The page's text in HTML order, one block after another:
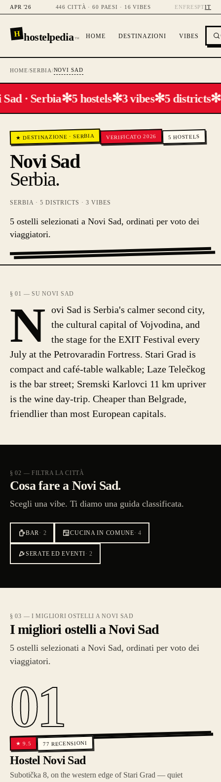
APR '26 446 CITTÀ · 60 PAESI · 16 VIBES EN FR ESPTIT
H hostelpedia™ HOME DESTINAZIONI VIBES
HOME/SERBIA/NOVI SAD
· Serbia✻5 hostels✻3 vibes✻5 districts✻
★ DESTINAZIONE ·SERBIA VERIFICATO 2026 5 HOSTELS
Novi Sad
Serbia.
SERBIA· 5 DISTRICTS ·3 VIBES
5 ostelli selezionati a Novi Sad, ordinati per voto dei
viaggiatori.
§ 01 — SU NOVI SAD
N ovi Sad is Serbia's calmer second city,
the cultural capital of Vojvodina, and
the stage for the EXIT Festival every
July at the Petrovaradin Fortress. Stari Grad is
compact and café-table walkable; Laze Telečkog
is the bar street; Sremski Karlovci 11 km upriver
is the wine day-trip. Cheaper than Belgrade,
friendlier than most European capitals.
§ 02 — FILTRA LA CITTÀ
Cosa fare a Novi Sad.
Scegli una vibe. Ti diamo una guida classificata.
BAR· 2 CUCINA IN COMUNE·4
SERATE ED EVENTI· 2
§ 03 — I MIGLIORI OSTELLI A NOVI SAD
I migliori ostelli a Novi Sad
5 ostelli selezionati a Novi Sad, ordinati per voto dei
viaggiatori.
01
★9.5 77 RECENSIONI
Hostel Novi Sad
Subotička 8, on the western edge of Stari Grad — quiet